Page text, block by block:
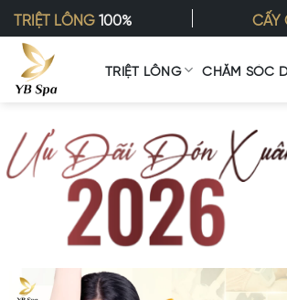
dung
TRIỆT LÔNG 100% CẤY
TRIỆT LÔNG CHĂM SÓC